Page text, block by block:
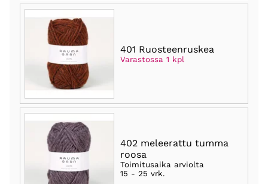
401 Ruosteenruskea
Varastossa 1 kpl
402 meleerattu tumma
roosa
Toimitusaika arviolta
15 - 25 vrk.